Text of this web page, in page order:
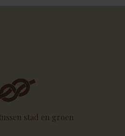
stad en groen